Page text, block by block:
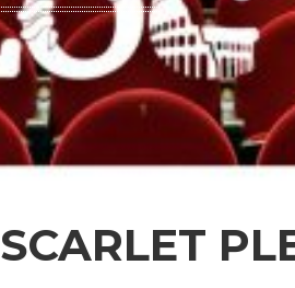
SCARLET